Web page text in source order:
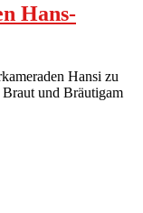
Hans-
Hansi zu
und Bräutigam